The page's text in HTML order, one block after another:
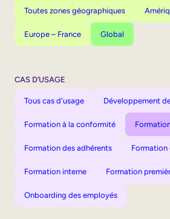
Toutes zones géographiques
Europe – France Global
CAS D’USAGE
Tous cas d'usage Développement
Formation à la conformité
Formation des adhérents Formation
Formation interne Formation
Onboarding des employés